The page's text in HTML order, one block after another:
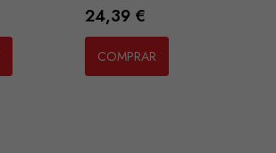
Preço
24,39 €
COMPRAR